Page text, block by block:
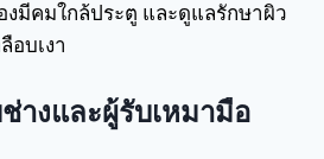
งมีคมใกล้ประตู และดูแลรักษาผิว
อบเงา
างและผู้รับเหมามือ